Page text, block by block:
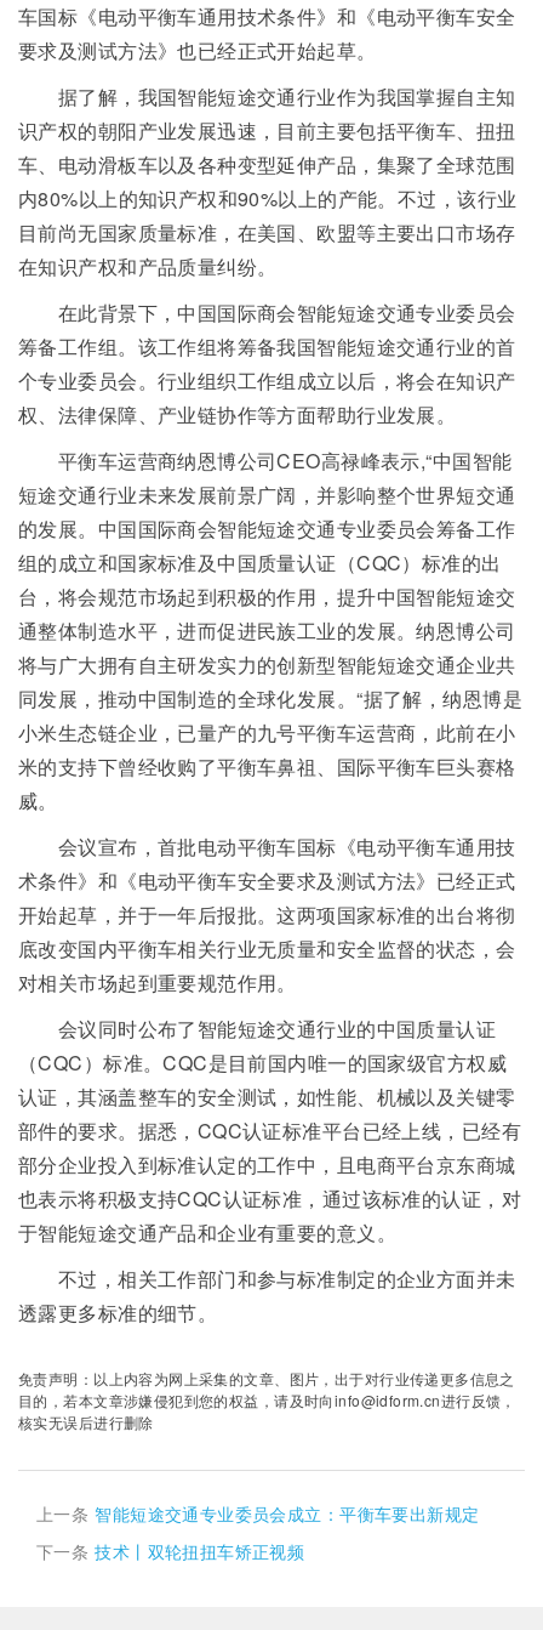
车国标《电动平衡车通用技术条件》和《电动平衡车安全
要求及测试方法》也已经正式开始起草。
据了解，我国智能短途交通行业作为我国掌握自主知
识产权的朝阳产业发展迅速，目前主要包括平衡车、扭扭
车、电动滑板车以及各种变型延伸产品，集聚了全球范围
内80%以上的知识产权和90%以上的产能。不过，该行业
目前尚无国家质量标准，在美国、欧盟等主要出口市场存
在知识产权和产品质量纠纷。
在此背景下，中国国际商会智能短途交通专业委员会
筹备工作组。该工作组将筹备我国智能短途交通行业的首
个专业委员会。行业组织工作组成立以后，将会在知识产
权、法律保障、产业链协作等方面帮助行业发展。
平衡车运营商纳恩博公司CEO高禄峰表示,“中国智能
短途交通行业未来发展前景广阔，并影响整个世界短交通
的发展。中国国际商会智能短途交通专业委员会筹备工作
组的成立和国家标准及中国质量认证（CQC）标准的出
台，将会规范市场起到积极的作用，提升中国智能短途交
通整体制造水平，进而促进民族工业的发展。纳恩博公司
将与广大拥有自主研发实力的创新型智能短途交通企业共
同发展，推动中国制造的全球化发展。“据了解，纳恩博是
小米生态链企业，已量产的九号平衡车运营商，此前在小
米的支持下曾经收购了平衡车鼻祖、国际平衡车巨头赛格
威。
会议宣布，首批电动平衡车国标《电动平衡车通用技
术条件》和《电动平衡车安全要求及测试方法》已经正式
开始起草，并于一年后报批。这两项国家标准的出台将彻
底改变国内平衡车相关行业无质量和安全监督的状态，会
对相关市场起到重要规范作用。
会议同时公布了智能短途交通行业的中国质量认证
（CQC）标准。CQC是目前国内唯一的国家级官方权威
认证，其涵盖整车的安全测试，如性能、机械以及关键零
部件的要求。据悉，CQC认证标准平台已经上线，已经有
部分企业投入到标准认定的工作中，且电商平台京东商城
也表示将积极支持CQC认证标准，通过该标准的认证，对
于智能短途交通产品和企业有重要的意义。
不过，相关工作部门和参与标准制定的企业方面并未
透露更多标准的细节。
免责声明：以上内容为网上采集的文章、图片，出于对行业传递更多信息之
目的，若本文章涉嫌侵犯到您的权益，请及时向info@idform.cn进行反馈，
核实无误后进行删除
上一条 智能短途交通专业委员会成立：平衡车要出新规定
下一条 技术丨双轮扭扭车矫正视频